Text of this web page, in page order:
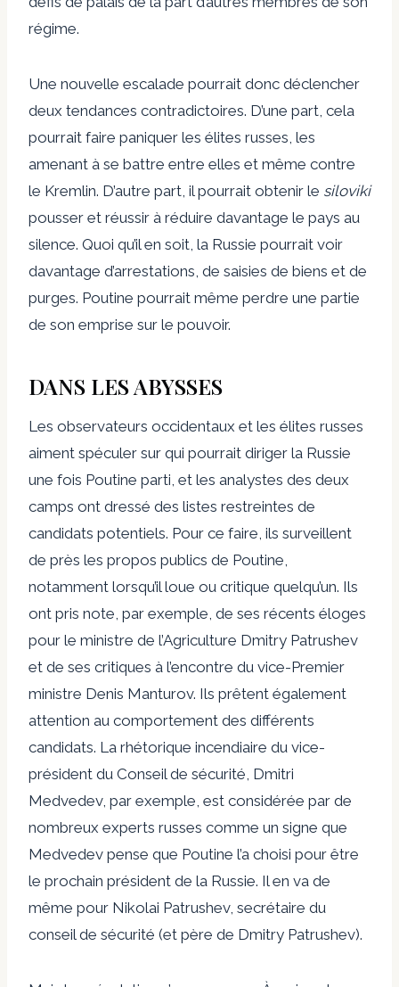
régime.
Une nouvelle escalade pourrait donc déclencher
deux tendances contradictoires. D’une part, cela
pourrait faire paniquer les élites russes, les
amenant à se battre entre elles et même contre
le Kremlin. D’autre part, il pourrait obtenir le siloviki
pousser et réussir à réduire davantage le pays au
silence. Quoi qu’il en soit, la Russie pourrait voir
davantage d’arrestations, de saisies de biens et de
purges. Poutine pourrait même perdre une partie
de son emprise sur le pouvoir.
DANS LES ABYSSES
Les observateurs occidentaux et les élites russes
aiment spéculer sur qui pourrait diriger la Russie
une fois Poutine parti, et les analystes des deux
camps ont dressé des listes restreintes de
candidats potentiels. Pour ce faire, ils surveillent
de près les propos publics de Poutine,
notamment lorsqu’il loue ou critique quelqu’un. Ils
ont pris note, par exemple, de ses récents éloges
pour le ministre de l’Agriculture Dmitry Patrushev
et de ses critiques à l’encontre du vice-Premier
ministre Denis Manturov. Ils prêtent également
attention au comportement des différents
candidats. La rhétorique incendiaire du vice-
président du Conseil de sécurité, Dmitri
Medvedev, par exemple, est considérée par de
nombreux experts russes comme un signe que
Medvedev pense que Poutine l’a choisi pour être
le prochain président de la Russie. Il en va de
même pour Nikolai Patrushev, secrétaire du
conseil de sécurité (et père de Dmitry Patrushev).